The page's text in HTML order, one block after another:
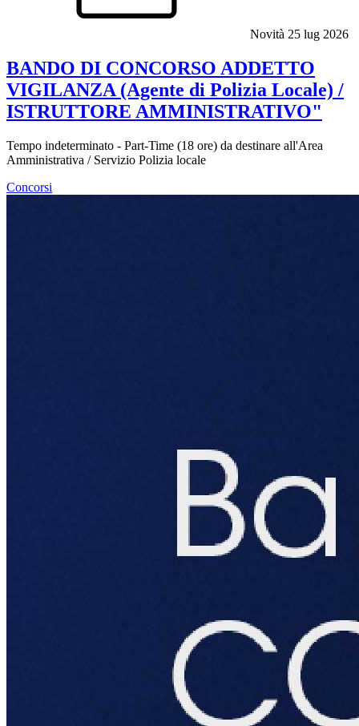
Novità 25 lug 2026
BANDO DI CONCORSO ADDETTO
VIGILANZA (Agente di Polizia Locale) /
ISTRUTTORE AMMINISTRATIVO"
Tempo indeterminato - Part-Time (18 ore) da destinare all'Area
Amministrativa / Servizio Polizia locale
Concorsi